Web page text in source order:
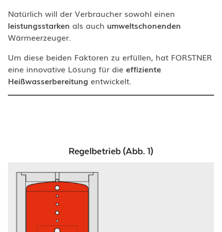
Natürlich will der Verbraucher sowohl einen
leistungsstarken als auch umweltschonenden
Wärmeerzeuger.
Um diese beiden Faktoren zu erfüllen, hat FORSTNER
eine innovative Lösung für die effiziente
Heißwasserbereitung entwickelt.